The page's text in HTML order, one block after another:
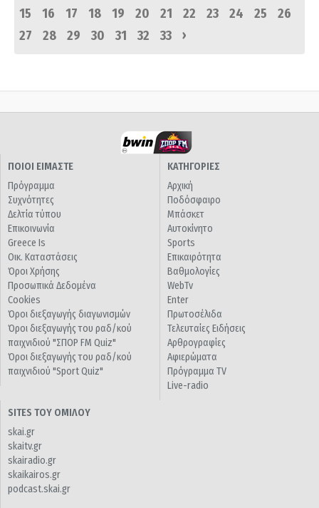
15
16 17 18 19 20 21 22 23 24 25
26
27
28 29 30 31 32 33 ›
ΠΟΙΟΙ ΕΙΜΑΣΤΕ
Πρόγραμμα
Συχνότητες
Δελτία τύπου
Επικοινωνία
Greece Is
Οικ. Καταστάσεις
Όροι Χρήσης
Προσωπικά Δεδομένα
Cookies
Όροι διεξαγωγής διαγωνισμών
Όροι διεξαγωγής του ραδ/κού
παιχνιδιού "ΣΠΟΡ FM Quiz"
Όροι διεξαγωγής του ραδ/κού
παιχνιδιού "Sport Quiz"
ΚΑΤΗΓΟΡΙΕΣ
Αρχική
Ποδόσφαιρο
Μπάσκετ
Αυτοκίνητο
Sports
Επικαιρότητα
Βαθμολογίες
WebTv
Enter
Πρωτοσέλιδα
Τελευταίες Ειδήσεις
Αρθρογραφίες
Αφιερώματα
Πρόγραμμα TV
Live-radio
SITES ΤΟΥ ΟΜΙΛΟΥ
skai.gr
skaitv.gr
skairadio.gr
skaikairos.gr
podcast.skai.gr